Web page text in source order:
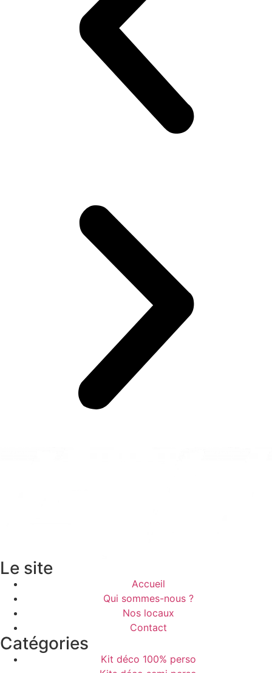
Le site
Accueil
Qui sommes-nous ?
Nos locaux
Contact
Catégories
Kit déco 100% perso